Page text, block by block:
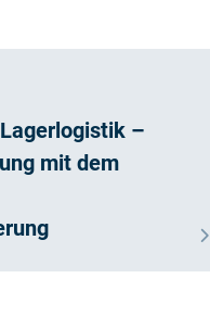
–
mit dem